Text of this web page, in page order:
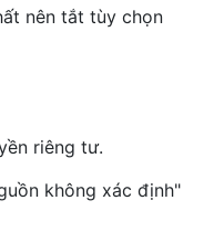
nên tắt tùy chọn
riêng tư.
không xác định"